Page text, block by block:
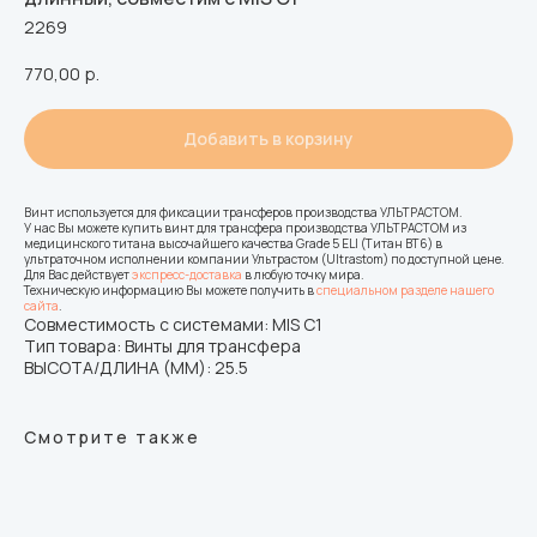
2269
770,00 р.
Добавить в корзину
Винт используется для фиксации трансферов производства УЛЬТРАСТОМ.
У нас Вы можете купить винт для трансфера производства УЛЬТРАСТОМ из
медицинского титана высочайшего качества Grade 5 ELI (Титан ВТ6) в
ультраточном исполнении компании Ультрастом (Ultrastom) по доступной цене.
Для Вас действуетэкспресс-доставка в любую точку мира.
Техническую информацию Вы можете получить вспециальном разделе нашего
сайта.
Совместимость с системами: MIS C1
Тип товара: Винты для трансфера
ВЫСОТА/ДЛИНА (ММ): 25.5
Смотрите также